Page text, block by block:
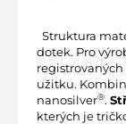
Struktura
dotek. Pro
užitku.
nanosilver®.
kterých je